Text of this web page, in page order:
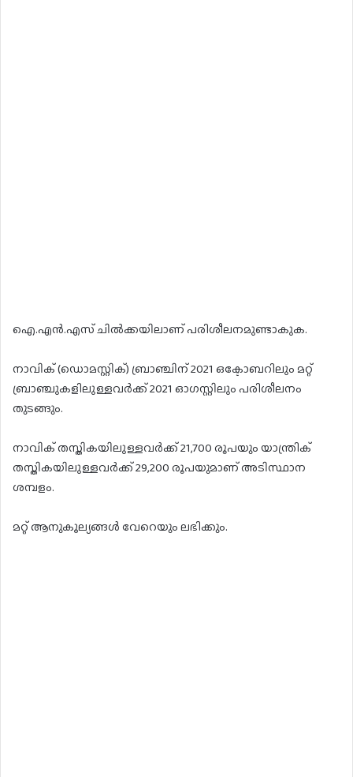
ഐ.എൻ.എസ് ചിൽക്കയിലാണ് പരിശീലനമുണ്ടാകുക.
നാവിക് (ഡൊമസ്റ്റിക്) ബ്രാഞ്ചിന് 2021 ഒക്ടോബറിലും മറ്റ്
ബ്രാഞ്ചുകളിലുള്ളവർക്ക് 2021 ഓഗസ്റ്റിലും പരിശീലനം
തുടങ്ങും.
നാവിക് തസ്തികയിലുള്ളവർക്ക് 21,700 രൂപയും യാന്ത്രിക്
തസ്തികയിലുള്ളവർക്ക് 29,200 രൂപയുമാണ് അടിസ്ഥാന
ശമ്പളം.
മറ്റ് ആനുകൂല്യങ്ങൾ വേറെയും ലഭിക്കും.